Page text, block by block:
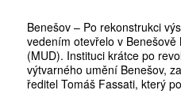
Benešov – Po rekonstrukci
vedením otevřelo v
(MUD). Instituci krátce po
výtvarného umění Benešov,
ředitel Tomáš Fassati, který